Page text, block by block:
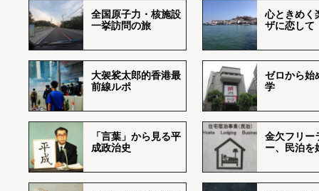
全国原子力・核施設
一挙訪問の旅
心ときめく
ザに恋して
大袈裟太郎的香港最
前線ルポ
ゼロから始
学
「言葉」から見る平
成政治史
金欠フリー
ー、民泊を